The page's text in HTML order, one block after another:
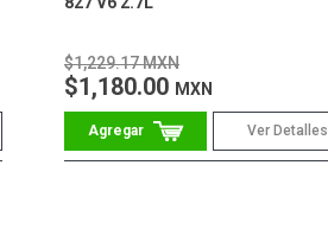
$1,229.17 MXN
$1,180.00 MXN
Ver Detalles